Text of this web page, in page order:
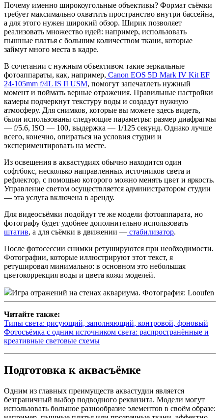
Почему именно широкоугольные объективы? Формат съёмки
требует максимально охватить пространство внутри бассейна,
а для этого нужен широкий обзор. Ширик позволяет
реализовать множество идей: например, использовать
пышные платья с большим количеством ткани, которые
займут много места в кадре.
В сочетании с нужным объективом такие зеркальные
фотоаппараты, как, например, Canon EOS 5D Mark IV Kit EF
24-105mm f/4L IS II USM, помогут запечатлеть нужный
момент и поймать верные отражения. Правильные настройки
камеры подчеркнут текстуру воды и создадут нужную
атмосферу. Для снимков, которые вы можете здесь видеть,
были использованы следующие параметры: размер диафрагмы
— f/5.6, ISO — 100, выдержка — 1/125 секунд. Однако лучше
всего, конечно, опираться на условия студии и
экспериментировать на месте.
Из освещения в аквастудиях обычно находится один
софтбокс, несколько направленных источников света и
рефлектор, с помощью которого можно менять цвет и яркость.
Управление светом осуществляется администратором студии
— эта услуга включена в аренду.
Для видеосъёмки подойдут те же модели фотоаппарата, но
фотографу будет удобнее дополнительно использовать
штатив, а для съёмки в движении — стабилизатор.
После фотосессии снимки ретушируются при необходимости.
Фотографии, которые иллюстрируют этот текст, я
ретушировал минимально: в основном это небольшая
цветокоррекция воды и цвета кожи моделей.
Игра отражений на стенах аквариума. Фотография: Looufen
Читайте также:
Типы света: рисующий, заполняющий, контровой, фоновый
Фотосъёмка с одним источником света: распространённые и
креативные световые схемы
Подготовка к аквасъёмке
Одним из главных преимуществ аквастудии является
безграничный выбор подводного реквизита. Модели могут
использовать большое разнообразие элементов в своём образе: